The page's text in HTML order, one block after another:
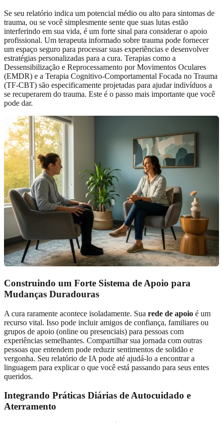
Se seu relatório indica um potencial médio ou alto para sintomas de
trauma, ou se você simplesmente sente que suas lutas estão
interferindo em sua vida, é um forte sinal para considerar o apoio
profissional. Um terapeuta informado sobre trauma pode fornecer
um espaço seguro para processar suas experiências e desenvolver
estratégias personalizadas para a cura. Terapias como a
Dessensibilização e Reprocessamento por Movimentos Oculares
(EMDR) e a Terapia Cognitivo-Comportamental Focada no Trauma
(TF-CBT) são especificamente projetadas para ajudar indivíduos a
se recuperarem do trauma. Este é o passo mais importante que você
pode dar.
Construindo um Forte Sistema de Apoio para
Mudanças Duradouras
A cura raramente acontece isoladamente. Sua rede de apoio é um
recurso vital. Isso pode incluir amigos de confiança, familiares ou
grupos de apoio (online ou presenciais) para pessoas com
experiências semelhantes. Compartilhar sua jornada com outras
pessoas que entendem pode reduzir sentimentos de solidão e
vergonha. Seu relatório de IA pode até ajudá-lo a encontrar a
linguagem para explicar o que você está passando para seus entes
queridos.
Integrando Práticas Diárias de Autocuidado e
Aterramento